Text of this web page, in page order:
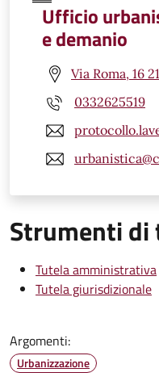
Ufficio
e demanio
Via Roma, 16
0332625519
Strumenti
Tutela amministrativa
Tutela giurisdizionale
Argomenti:
Urbanizzazione